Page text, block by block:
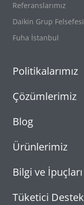
Referanslarımız
Daikin Grup Felsefesi
Fuha İstanbul
Politikalarımız
Çözümlerimiz
Blog
Ürünlerimiz
Bilgi ve İpuçları
Tüketici Destek